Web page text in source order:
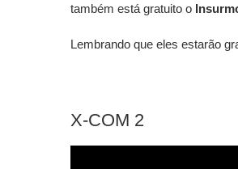
também está gratuito o
Lembrando que eles estarão
X-COM 2